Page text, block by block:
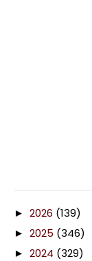
► 2026 (139)
► 2025 (346)
► 2024 (329)